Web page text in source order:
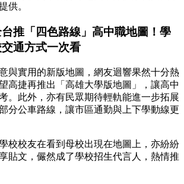
供。
推「四色路線」高中職地圖！學
通方式一次看
與實用的新版地圖，網友迴響果然十分熱
高捷再推出「高雄大學版地圖」，讓高中
。此外，亦有民眾期待輕軌能進一步拓展
分公車路線，讓市區通勤與上下學動線更
校校友在看到母校出現在地圖上，亦紛紛
貼文，儼然成了學校招生代言人，熱情推